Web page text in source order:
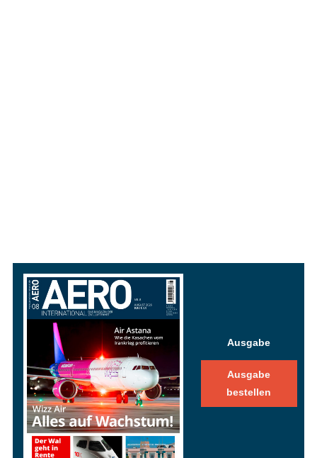
Ausgabe
Ausgabe
bestellen